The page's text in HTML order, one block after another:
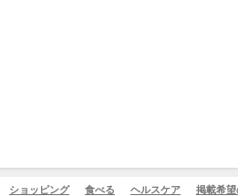
ショッピング 食べる ヘルスケア 掲載希